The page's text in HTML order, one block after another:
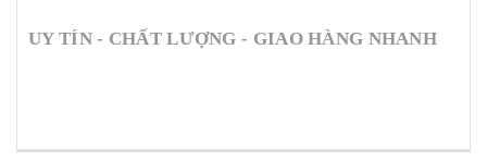
UY TÍN - CHẤT LƯỢNG - GIAO HÀNG NHANH